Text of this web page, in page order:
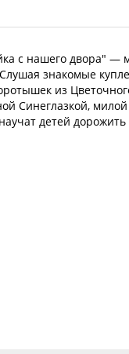
с нашего двора" —
знакомые
из
Синеглазкой,
детей